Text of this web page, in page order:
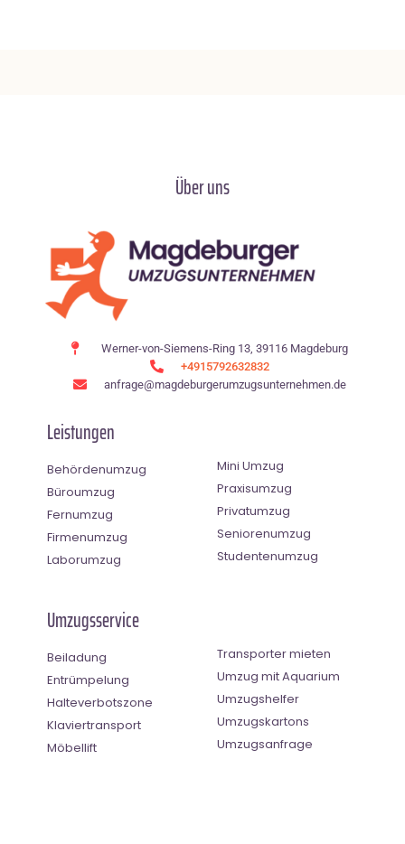
Über uns
Werner-von-Siemens-Ring 13, 39116 Magdeburg
+4915792632832
anfrage@magdeburgerumzugsunternehmen.de
Leistungen
Behördenumzug
Büroumzug
Fernumzug
Firmenumzug
Laborumzug
Mini Umzug
Praxisumzug
Privatumzug
Seniorenumzug
Studentenumzug
Umzugsservice
Beiladung
Entrümpelung
Halteverbotszone
Klaviertransport
Möbellift
Transporter mieten
Umzug mit Aquarium
Umzugshelfer
Umzugskartons
Umzugsanfrage